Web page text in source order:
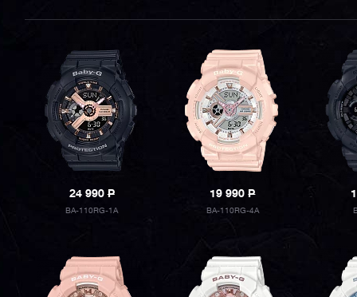
24 990P
BA-110RG-1A
19 990P
BA-110RG-4A